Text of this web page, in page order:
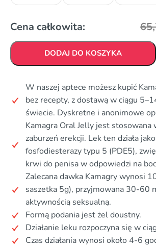
Cena całkowita:
DODAJ DO KOSZYKA
W naszej aptece możesz kupić
bez recepty, z dostawą w ciągu
świecie. Dyskretne i anonimowe
Kamagra Oral Jelly jest stosowana
zaburzeń erekcji. Lek ten działa
fosfodiesterazy typu 5 (PDE5),
krwi do penisa w odpowiedzi na
Zalecana dawka Kamagry wynosi
saszetka 5g), przyjmowana 30-60
aktywnością seksualną.
Formą podania jest żel doustny.
Działanie leku rozpoczyna się w
Czas działania wynosi około 4-6